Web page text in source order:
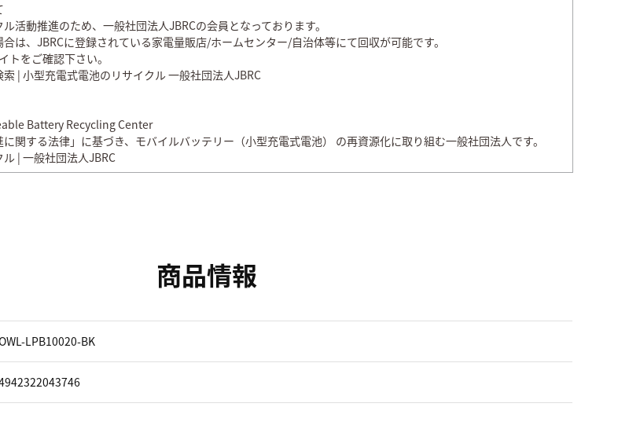
活動推進のため、一般社団法人JBRCの会員となっております。
は、JBRCに登録されている家電量販店/ホームセンター/自治体等にて回収が可能です。
をご確認下さい。
索 | 小型充電式電池のリサイクル 一般社団法人JBRC
Battery Recycling Center
に関する法律」に基づき、モバイルバッテリー（小型充電式電池） の再資源化に取り組む一般社団法人です。
| 一般社団法人JBRC
商品情報
LPB10020-BK